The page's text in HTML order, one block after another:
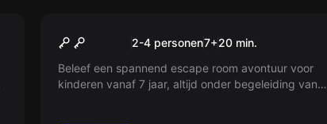
Toy Escape2-4 personen7+20 min.
Beleef een spannend escape room avontuur voor
kinderen vanaf 7 jaar, altijd onder begeleiding van